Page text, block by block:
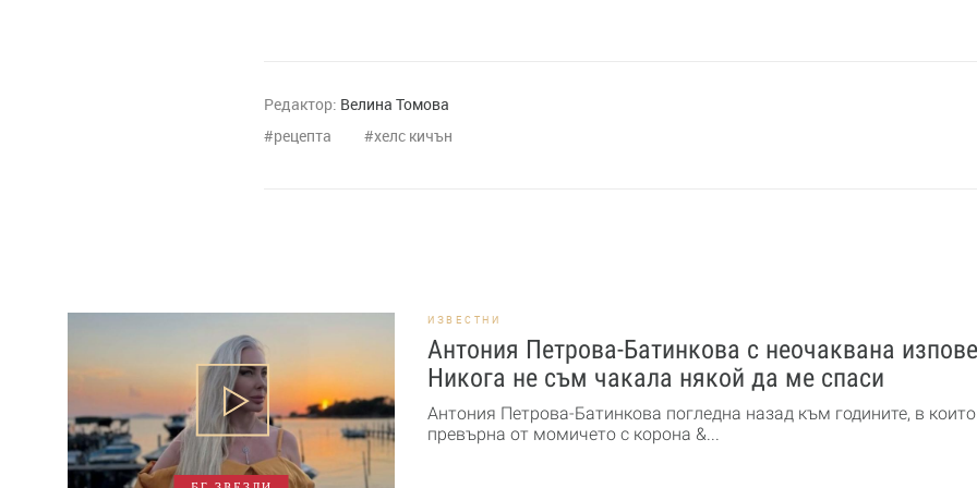
Редактор: Велина Томова
рецепта
хелс кичън
ИЗВЕСТНИ
Антония Петрова-Батинкова с неочаквана
Никога не съм чакала някой да ме спаси
Антония Петрова-Батинкова погледна назад към годините, в
превърна от момичето с корона &...